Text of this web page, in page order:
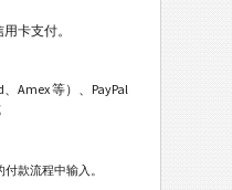
卡支付。
Amex 等）、PayPal
款流程中输入。